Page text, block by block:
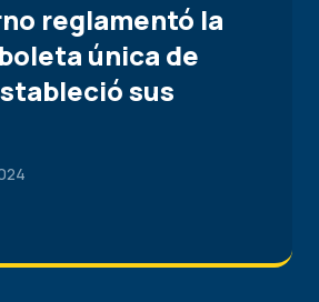
reglamentó la
única de
sus